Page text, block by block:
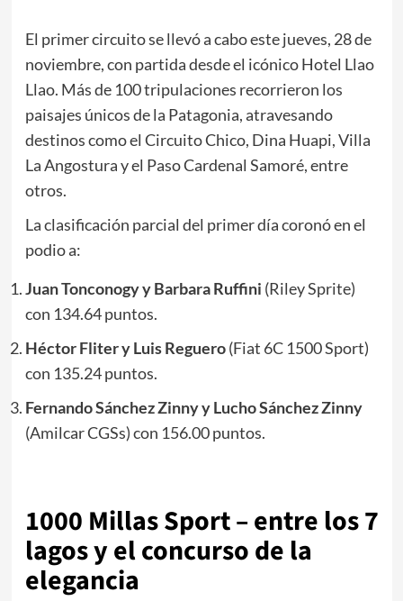
El primer circuito se llevó a cabo este jueves, 28 de
noviembre, con partida desde el icónico Hotel Llao
Llao. Más de 100 tripulaciones recorrieron los
paisajes únicos de la Patagonia, atravesando
destinos como el Circuito Chico, Dina Huapi, Villa
La Angostura y el Paso Cardenal Samoré, entre
otros.
La clasificación parcial del primer día coronó en el
podio a:
Juan Tonconogy y Barbara Ruffini (Riley Sprite)
con 134.64 puntos.
Héctor Fliter y Luis Reguero(Fiat 6C 1500 Sport)
con 135.24 puntos.
Fernando Sánchez Zinny y Lucho Sánchez Zinny
(Amilcar CGSs) con 156.00 puntos.
1000 Millas Sport – entre los 7
lagos y el concurso de la
elegancia